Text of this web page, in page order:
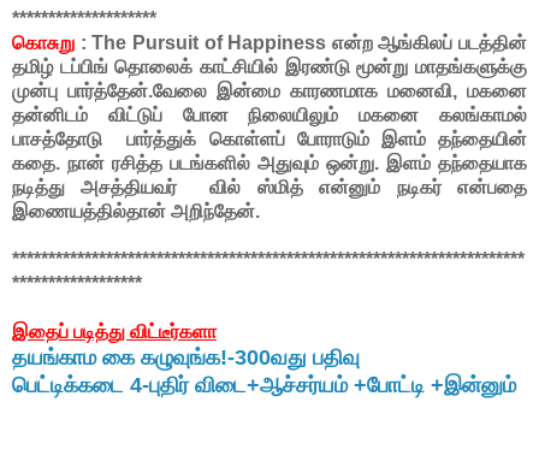
********************
கொசுறு : The Pursuit of Happiness என்ற ஆங்கிலப் படத்தின்
தமிழ் டப்பிங் தொலைக் காட்சியில் இரண்டு மூன்று மாதங்களுக்கு
முன்பு பார்த்தேன்.வேலை இன்மை காரணமாக மனைவி, மகனை
தன்னிடம் விட்டுப் போன நிலையிலும் மகனை கலங்காமல்
பாசத்தோடு பார்த்துக் கொள்ளப் போராடும் இளம் தந்தையின்
கதை. நான் ரசித்த படங்களில் அதுவும் ஒன்று. இளம் தந்தையாக
நடித்து அசத்தியவர் வில் ஸ்மித் என்னும் நடிகர் என்பதை
இணையத்தில்தான் அறிந்தேன்.
***********************************************************************
******************
இதைப் படித்து விட்டீர்களா
தயங்காம கை கழுவுங்க!-300வது பதிவு
பெட்டிக்கடை 4-புதிர் விடை+ஆச்சர்யம் +போட்டி +இன்னும்